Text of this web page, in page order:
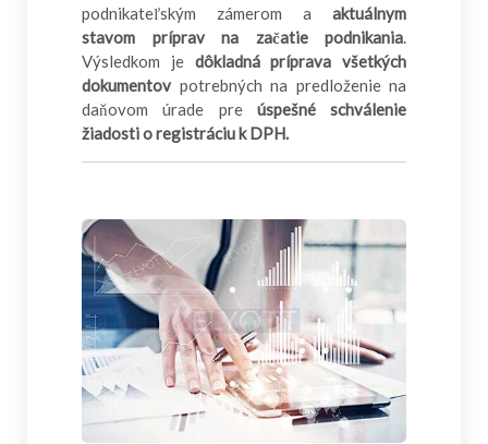
podnikateľským zámerom a aktuálnym
stavom príprav na začatie podnikania.
Výsledkom je dôkladná príprava všetkých
dokumentov potrebných na predloženie na
daňovom úrade pre úspešné schválenie
žiadosti o registráciu k DPH.